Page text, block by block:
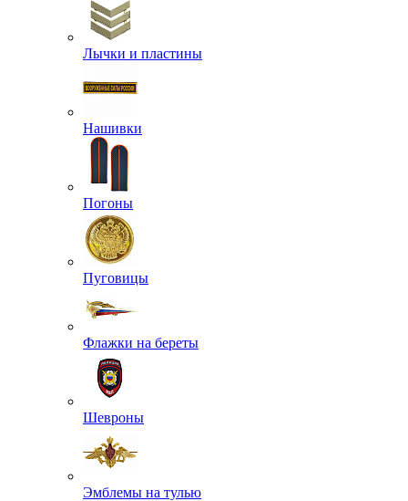
Лычки и пластины
Нашивки
Погоны
Пуговицы
Флажки на береты
Шевроны
Эмблемы на тулью